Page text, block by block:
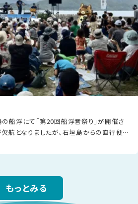
船浮にて「第20回船浮音祭り」が開催さ
航となりましたが、石垣島からの直行便や
もっとみる